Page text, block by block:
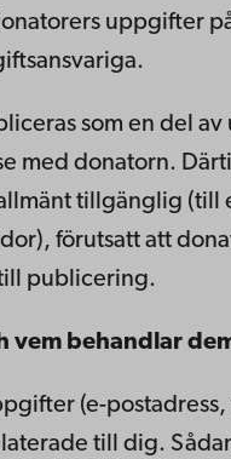
uppgifter
som en del av
med donatorn.
tillgänglig (till
förutsatt att
publicering.
vem behandlar
(e-
till dig.